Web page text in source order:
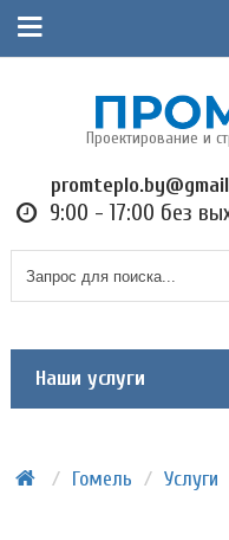
Проектирование и
9:00 - 17:00 без
Наши услуги
/ Гомель / Услуги